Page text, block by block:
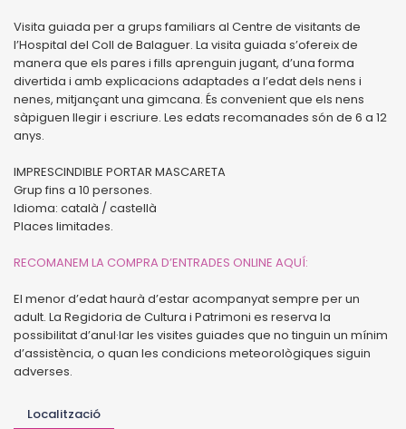
Visita guiada per a grups familiars al Centre de visitants de
l’Hospital del Coll de Balaguer. La visita guiada s’ofereix de
manera que els pares i fills aprenguin jugant, d’una forma
divertida i amb explicacions adaptades a l’edat dels nens i
nenes, mitjançant una gimcana. És convenient que els nens
sàpiguen llegir i escriure. Les edats recomanades són de 6 a 12
anys.
IMPRESCINDIBLE PORTAR MASCARETA
Grup fins a 10 persones.
Idioma: català / castellà
Places limitades.
RECOMANEM LA COMPRA D’ENTRADES ONLINE AQUÍ:
El menor d’edat haurà d’estar acompanyat sempre per un
adult. La Regidoria de Cultura i Patrimoni es reserva la
possibilitat d’anul·lar les visites guiades que no tinguin un mínim
d’assistència, o quan les condicions meteorològiques siguin
adverses.
Localització